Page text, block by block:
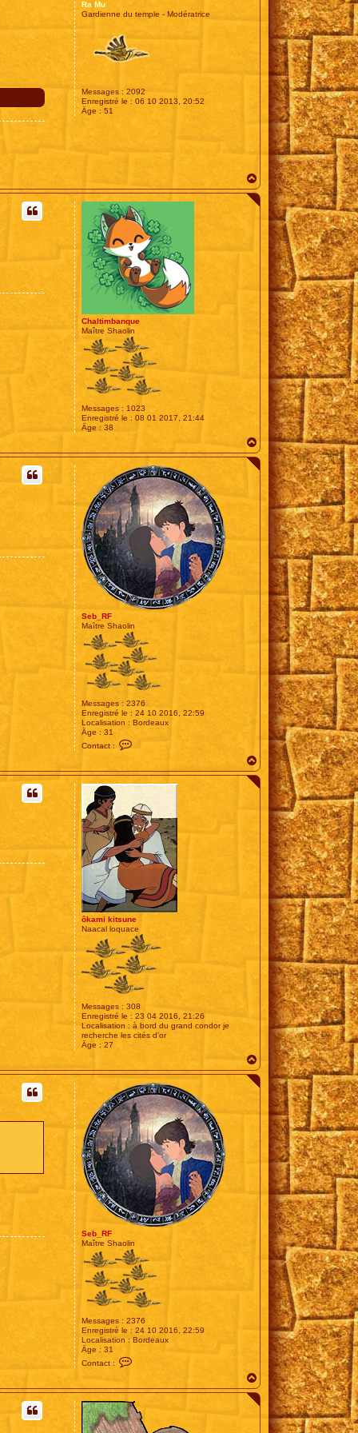
Ra Mu
Gardienne du temple - Modératrice
Messages : 2092
Enregistré le : 06 10 2013, 20:52
Âge : 51
a
u
Chaltimbanque
Maître Shaolin
Messages : 1023
Enregistré le : 08 01 2017, 21:44
Âge : 38
a
u
Seb_RF
Maître Shaolin
Messages : 2376
Enregistré le : 24 10 2016, 22:59
Localisation : Bordeaux
Âge : 31
Contact :
t
e
r
S
e
b
_
R
a
u
ôkami kitsune
Naacal loquace
Messages : 308
Enregistré le : 23 04 2016, 21:26
Localisation : à bord du grand condor je
recherche les cités d'or
Âge : 27
a
u
Seb_RF
Maître Shaolin
Messages : 2376
Enregistré le : 24 10 2016, 22:59
Localisation : Bordeaux
Âge : 31
Contact :
t
c
t
e
a
u